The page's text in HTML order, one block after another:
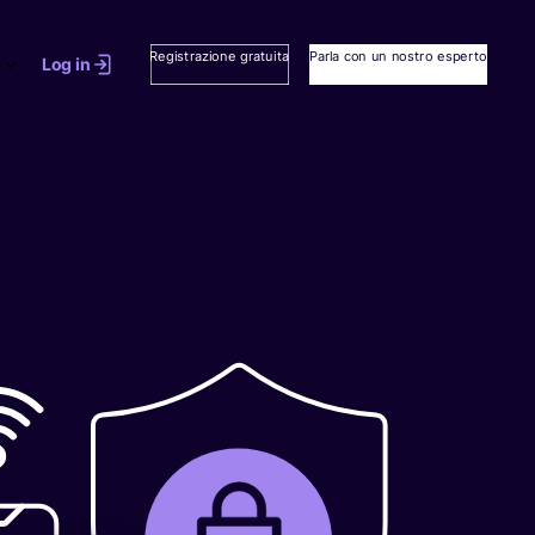
Log in Registrazione gratuita Parla con un nostro esperto